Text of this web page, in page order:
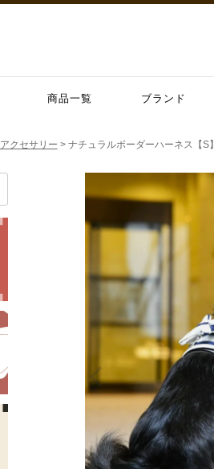
商品一覧 ブランド
アクセサリー ナチュラルボーダーハーネス【S】